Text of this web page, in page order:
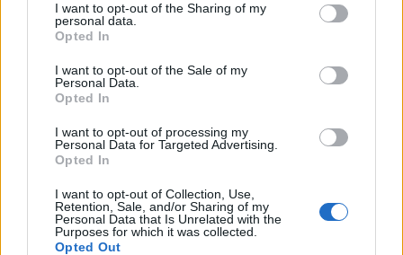
I want to opt-out of the Sharing of my
personal data.
Opted In
I want to opt-out of the Sale of my
Personal Data.
Opted In
I want to opt-out of processing my
Personal Data for Targeted Advertising.
Opted In
I want to opt-out of Collection, Use,
Retention, Sale, and/or Sharing of my
Personal Data that Is Unrelated with the
Purposes for which it was collected.
Opted Out